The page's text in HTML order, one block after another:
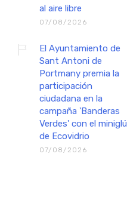
al aire libre
07/08/2026
El Ayuntamiento de
Sant Antoni de
Portmany premia la
participación
ciudadana en la
campaña 'Banderas
Verdes' con el miniglú
de Ecovidrio
07/08/2026